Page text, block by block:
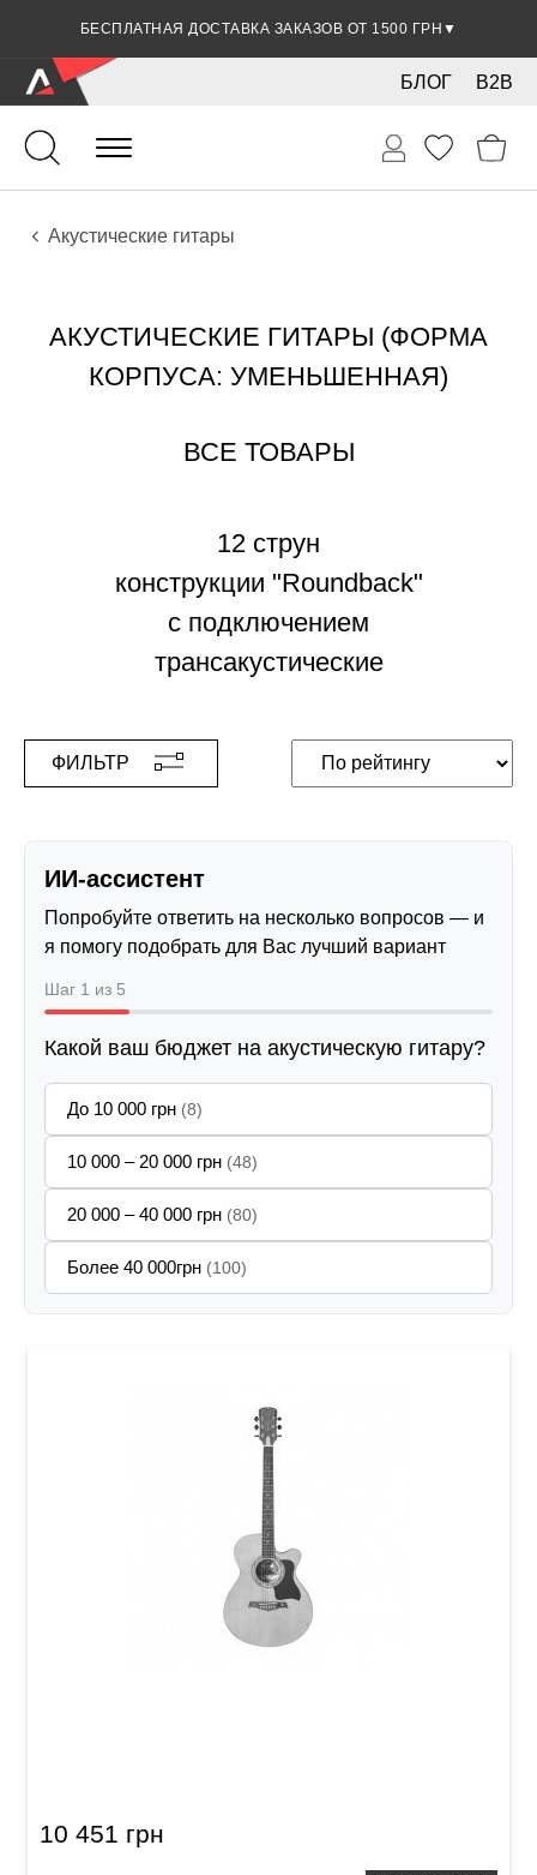
БЕСПЛАТНАЯ ДОСТАВКА ЗАКАЗОВ ОТ 1500 ГРН ▼
B2B
БЛОГ
Гитары
Акустические инструменты
Инструменты
Акустические гитары
АКУСТИЧЕСКИЕ ГИТАРЫ (ФОРМА
КОРПУСА: УМЕНЬШЕННАЯ)
ВСЕ ТОВАРЫ
12 струн
конструкции "Roundback"
с подключением
трансакустические
ФИЛЬТР
ИИ-ассистент
Попробуйте ответить на несколько вопросов — и
я помогу подобрать для Вас лучший вариант
Шаг 1 из 5
Какой ваш бюджет на акустическую гитару?
До 10 000 грн (8)
10 000 – 20 000 грн (48)
20 000 – 40 000 грн (80)
Более 40 000грн (100)
10 451 грн